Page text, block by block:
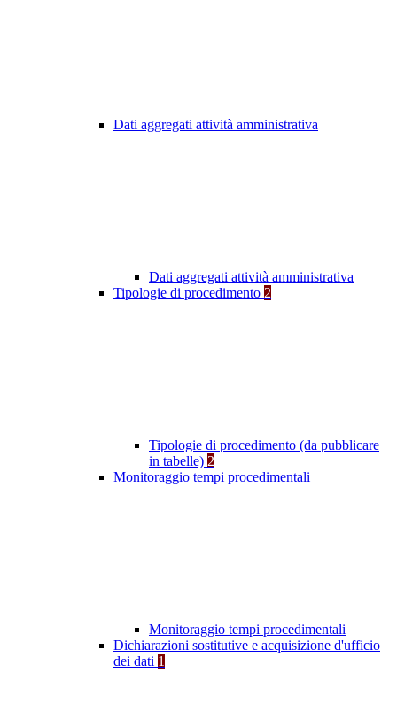
Dati aggregati attività amministrativa
Dati aggregati attività amministrativa
Tipologie di procedimento 2
Tipologie di procedimento (da pubblicare
in tabelle) 2
Monitoraggio tempi procedimentali
Monitoraggio tempi procedimentali
Dichiarazioni sostitutive e acquisizione d'ufficio
dei dati 1